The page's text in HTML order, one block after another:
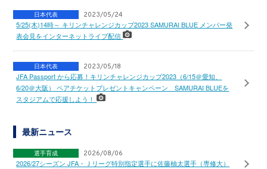
日本代表 2023/05/24
5/25(木)14時～ キリンチャレンジカップ2023 SAMURAI BLUE メンバー発
表会見をインターネットライブ配信
日本代表 2023/05/18
JFA Passport から応募！キリンチャレンジカップ2023（6/15＠愛知、
6/20＠大阪） ペアチケットプレゼントキャンペーン SAMURAI BLUEを
スタジアムで応援しよう！
最新ニュース
選手育成 2026/08/06
2026/27シーズン JFA・Ｊリーグ特別指定選手に佐藤柚太選手（専修大）